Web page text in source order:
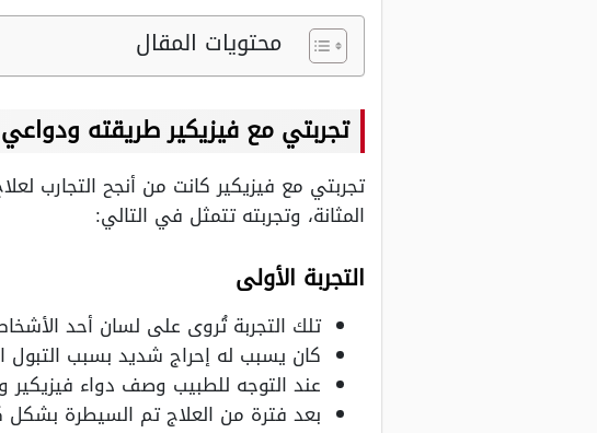
محتويات المقال
تجربتي مع فيزيكير طريقته
تجربتي مع فيزيكير كانت من أنجح التجارب
المثانة، وتجربته تتمثل في التالي:
التجربة الأولى
تلك التجربة تُروى على لسان أحد
كان يسبب له إحراج شديد بسبب التبول
عند التوجه للطبيب وصف دواء فيزيكير
بعد فترة من العلاج تم السيطرة بشكل